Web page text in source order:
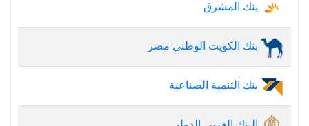
بنك المشرق
بنك الكويت الوطني مصر
بنك التنمية الصناعية